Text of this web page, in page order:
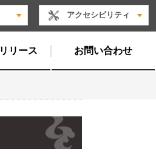
アクセシビリティ
リース お問い合わせ